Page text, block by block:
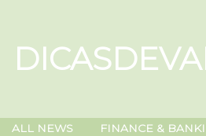
content
ALL NEWS FINANCE &